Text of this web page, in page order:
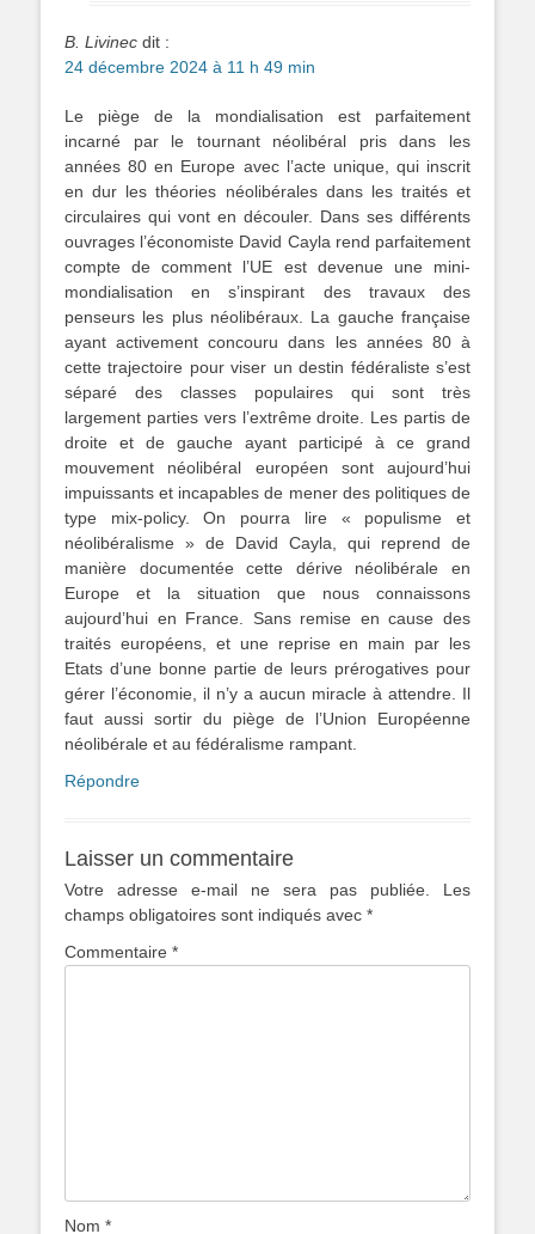
B. Livinec dit :
24 décembre 2024 à 11 h 49 min
Le piège de la mondialisation est parfaitement
incarné par le tournant néolibéral pris dans les
années 80 en Europe avec l’acte unique, qui inscrit
en dur les théories néolibérales dans les traités et
circulaires qui vont en découler. Dans ses différents
ouvrages l’économiste David Cayla rend parfaitement
compte de comment l’UE est devenue une mini-
mondialisation en s’inspirant des travaux des
penseurs les plus néolibéraux. La gauche française
ayant activement concouru dans les années 80 à
cette trajectoire pour viser un destin fédéraliste s’est
séparé des classes populaires qui sont très
largement parties vers l’extrême droite. Les partis de
droite et de gauche ayant participé à ce grand
mouvement néolibéral européen sont aujourd’hui
impuissants et incapables de mener des politiques de
type mix-policy. On pourra lire « populisme et
néolibéralisme » de David Cayla, qui reprend de
manière documentée cette dérive néolibérale en
Europe et la situation que nous connaissons
aujourd’hui en France. Sans remise en cause des
traités européens, et une reprise en main par les
Etats d’une bonne partie de leurs prérogatives pour
gérer l’économie, il n’y a aucun miracle à attendre. Il
faut aussi sortir du piège de l’Union Européenne
néolibérale et au fédéralisme rampant.
Répondre
Laisser un commentaire
Votre adresse e-mail ne sera pas publiée.
Les
champs obligatoires sont indiqués avec *
Commentaire *
Nom *